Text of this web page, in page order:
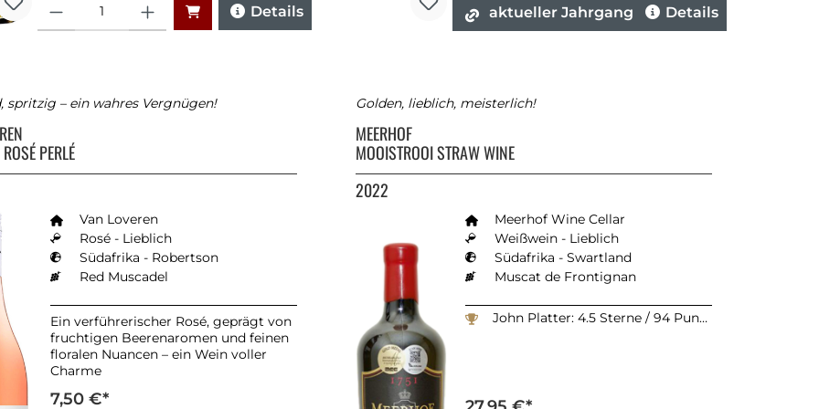
Details aktueller Jahrgang Details
spritzig – ein wahres Vergnügen!
PERLÉ
Van Loveren
Rosé - Lieblich
Südafrika - Robertson
Red Muscadel
Ein verführerischer Rosé, geprägt von
fruchtigen Beerenaromen und feinen
floralen Nuancen – ein Wein voller
Charme
7,50 €*
Golden, lieblich, meisterlich!
MEERHOF
MOOISTROOI STRAW WINE
2022
Meerhof Wine Cellar
Weißwein - Lieblich
Südafrika - Swartland
Muscat de Frontignan
John Platter: 4.5 Sterne / 94 Punkte